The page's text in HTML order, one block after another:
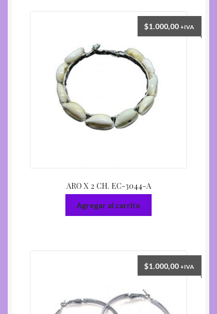
ARO X 2 CH. EC-3044-A
$1.000,00 +IVA
Agregar al carrito
$1.000,00 +IVA